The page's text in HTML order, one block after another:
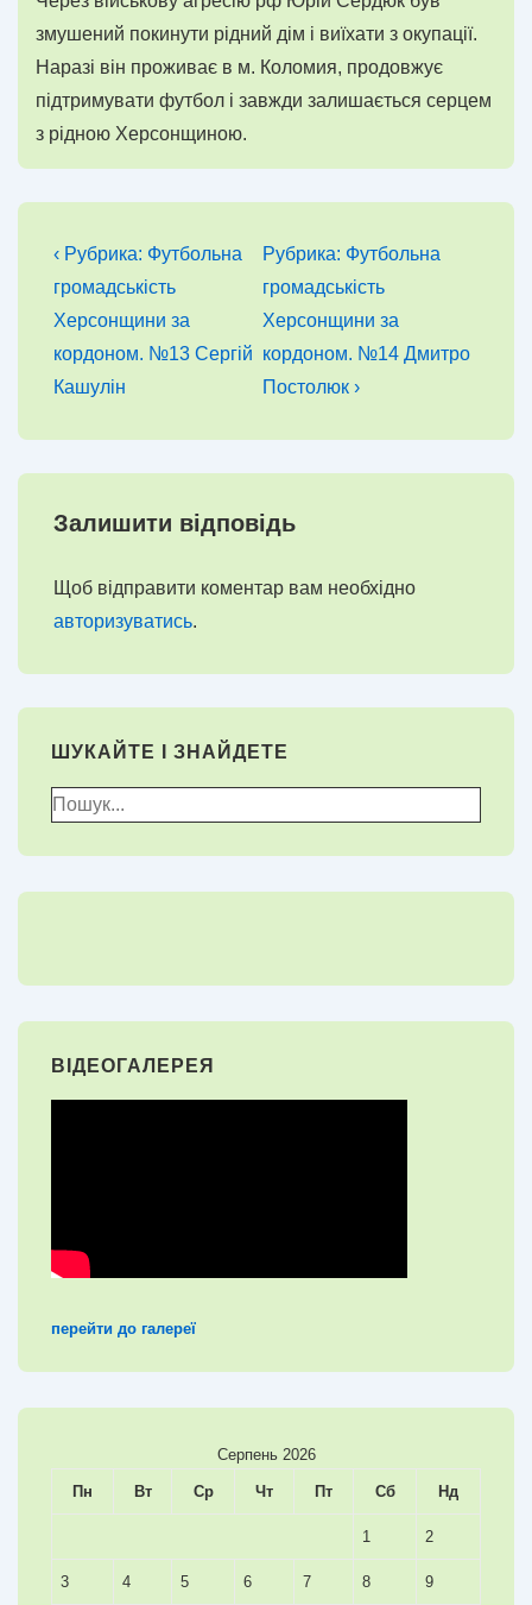
змушений покинути рідний дім і виїхати з окупації.
Наразі він проживає в м. Коломия, продовжує
підтримувати футбол і завжди залишається серцем
з рідною Херсонщиною.
Навігація
записів
Попередній
запис
‹ Рубрика: Футбольна
громадськість
Херсонщини за
кордоном. №13 Сергій
Кашулін
Наступний
запис
Рубрика: Футбольна
громадськість
Херсонщини за
кордоном. №14 Дмитро
Постолюк ›
Залишити відповідь
Щоб відправити коментар вам необхідно
авторизуватись.
ШУКАЙТЕ І ЗНАЙДЕТЕ
Пошук
для:
ВІДЕОГАЛЕРЕЯ
перейти до галереї
Серпень 2026
Пн Вт Ср Чт Пт Сб Нд
1 2
3 4 5 6 7 8 9